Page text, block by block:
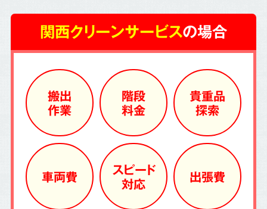
関西クリーンサービスの場合
搬出
作業
階段
料金
貴重品
探索
車両費
スピード
対応
出張費